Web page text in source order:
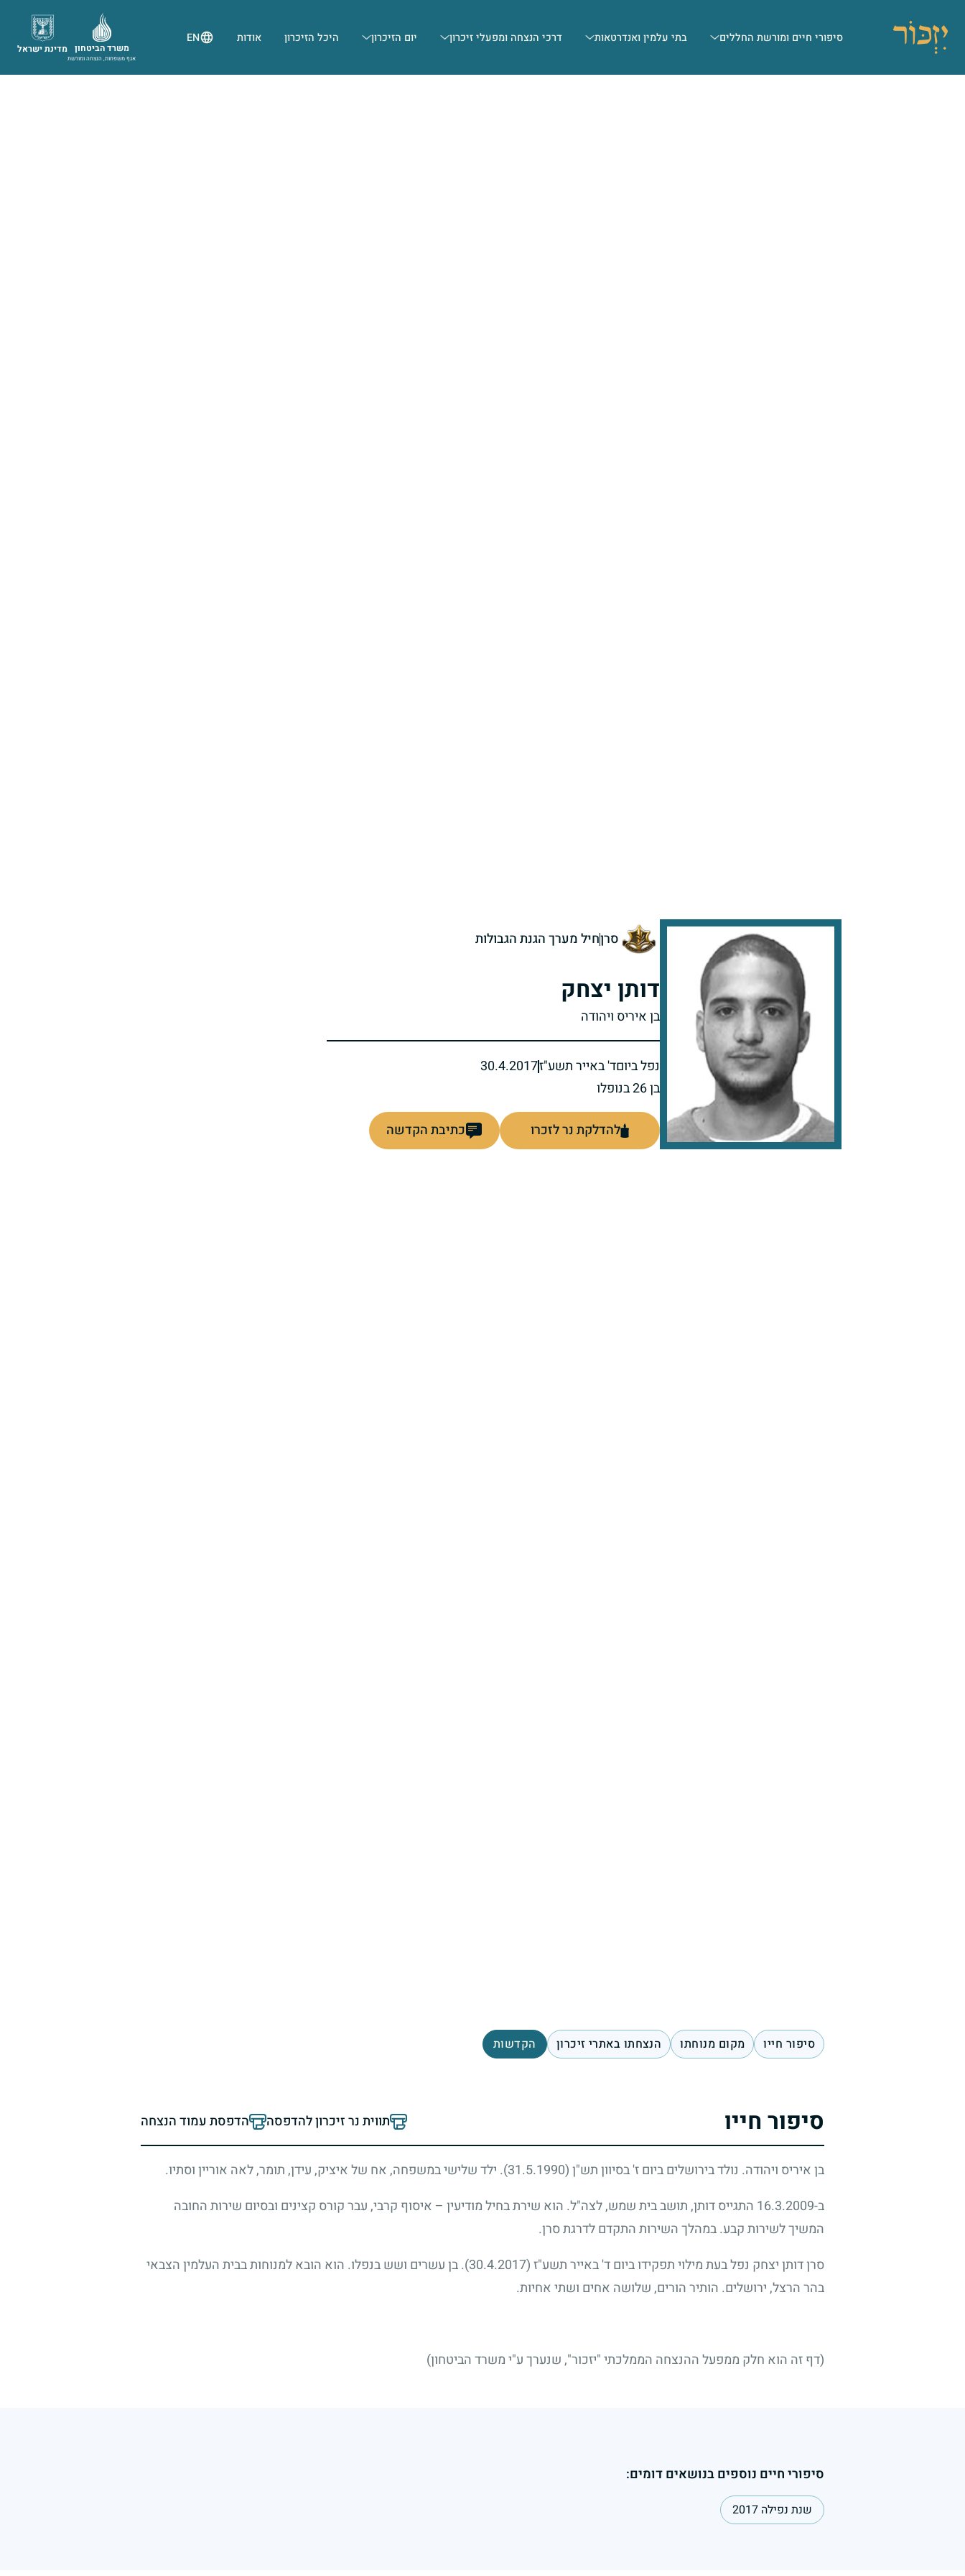
סיפורי חיים ומורשת החללים בתי עלמין ואנדרטאות דרכי הנצחה ומפעלי זיכרון יום הזיכרון היכל הזיכרון אודות EN
מדינת ישראל משרד הביטחון
אגף משפחות, הנצחה ומורשת
סרןחיל מערך הגנת הגבולות
דותן יצחק
בן איריס ויהודה
נפל ביוםד' באייר תשע"ז30.4.2017
בן 26 בנופלו
להדלקת נר לזכרו כתיבת הקדשה
סיפור חייו מקום מנוחתו הנצחתו באתרי זיכרון הקדשות
סיפור חייו תווית נר זיכרון להדפסה הדפסת עמוד הנצחה
בן איריס ויהודה. נולד בירושלים ביום ז' בסיוון תש"ן(31.5.1990)
. ילד שלישי במשפחה, אח של איציק, עידן, תומר, לאה אוריין וסתיו.
ב-16.3.2009 התגייס דותן, תושב בית שמש, לצה"ל. הוא שירת בחיל מודיעין – איסוף קרבי, עבר קורס קצינים ובסיום שירות החובה
המשיך לשירות קבע. במהלך השירות התקדם לדרגת סרן.
סרן דותן יצחק נפל בעת מילוי תפקידו ביום ד' באייר תשע"ז(30.4.2017)
. בן עשרים ושש בנפלו. הוא הובא למנוחות בבית העלמין הצבאי
בהר הרצל, ירושלים. הותיר הורים, שלושה אחים ושתי אחיות.
(דף זה הוא חלק ממפעל ההנצחה הממלכתי "יזכור", שנערך ע"י משרד הביטחון)
סיפורי חיים נוספים בנושאים דומים:
שנת נפילה 2017